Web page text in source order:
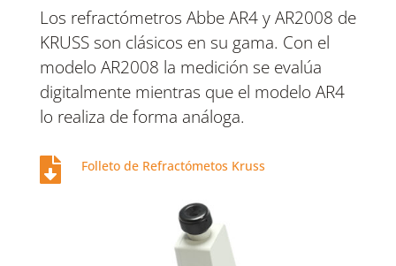
Los refractómetros Abbe AR4 y AR2008 de
KRUSS son clásicos en su gama. Con el
modelo AR2008 la medición se evalúa
digitalmente mientras que el modelo AR4
lo realiza de forma análoga.
 Folleto de Refractómetos Kruss